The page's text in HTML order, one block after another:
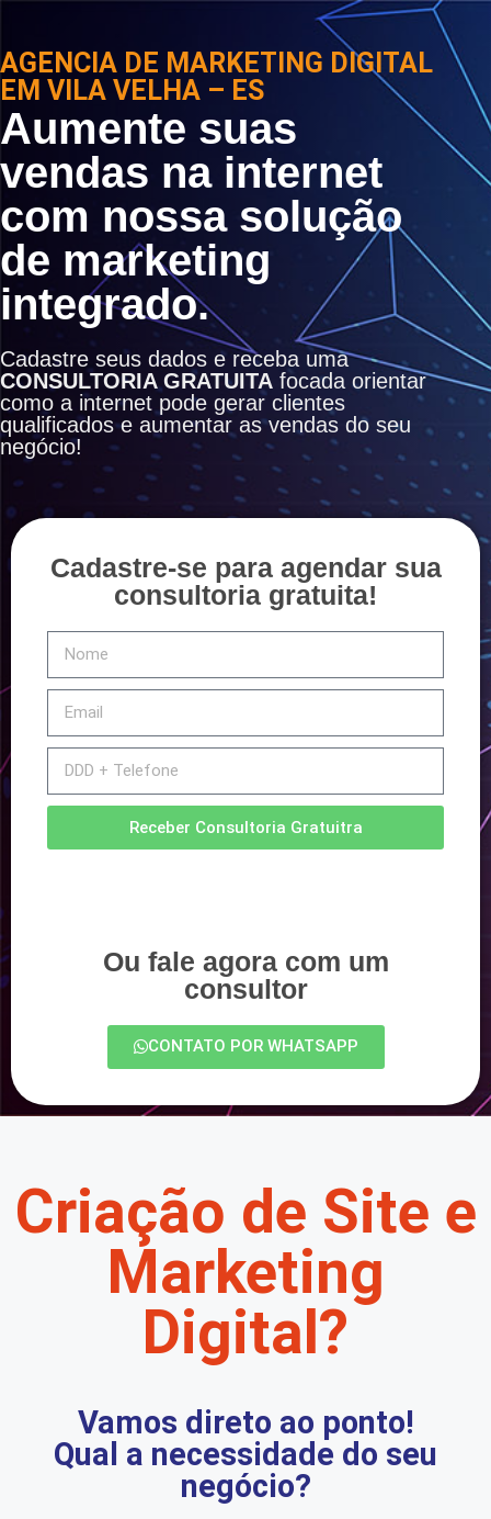
AGENCIA DE MARKETING DIGITAL
EM VILA VELHA – ES
Aumente suas
vendas na internet
com nossa solução
de marketing
integrado.
Cadastre seus dados e receba uma
CONSULTORIA GRATUITA focada orientar
como a internet pode gerar clientes
qualificados e aumentar as vendas do seu
negócio!
Cadastre-se para agendar sua
consultoria gratuita!
Receber Consultoria Gratuitra
Ou fale agora com um
consultor
CONTATO POR WHATSAPP
Criação de Site e
Marketing
Digital?
Vamos direto ao ponto!
Qual a necessidade do seu
negócio?